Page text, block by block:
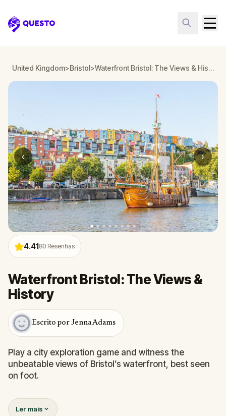
Questo
United Kingdom>Bristol> Waterfront Bristol: The Views & History
‹ ›
4.4180 Resenhas
Waterfront Bristol: The Views &
History
Escrito por Jenna Adams
Play a city exploration game and witness the
unbeatable views of Bristol’s waterfront, best seen
on foot.
Home to Banksy, Blackbeard, and beautiful rainbow
houses, Bristol is a vibrant city with plenty to do.
Ler mais